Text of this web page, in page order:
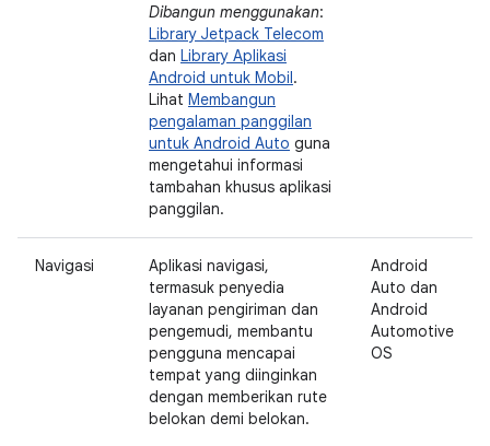
Dibangun menggunakan:
Library Jetpack Telecom
dan Library Aplikasi
Android untuk Mobil.
Lihat Membangun
pengalaman panggilan
untuk Android Auto guna
mengetahui informasi
tambahan khusus aplikasi
panggilan.
Navigasi
Aplikasi navigasi,
termasuk penyedia
layanan pengiriman dan
pengemudi, membantu
pengguna mencapai
tempat yang diinginkan
dengan memberikan rute
belokan demi belokan.
Android
Auto dan
Android
Automotive
OS